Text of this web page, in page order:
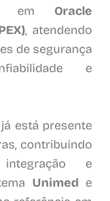
em Oracle
, atendendo
de segurança
e
está presente
contribuindo
e
Unimed e